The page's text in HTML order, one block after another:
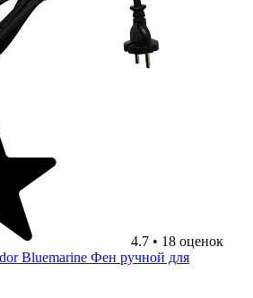
4.7 • 18 оценок
Bluemarine Фен ручной для